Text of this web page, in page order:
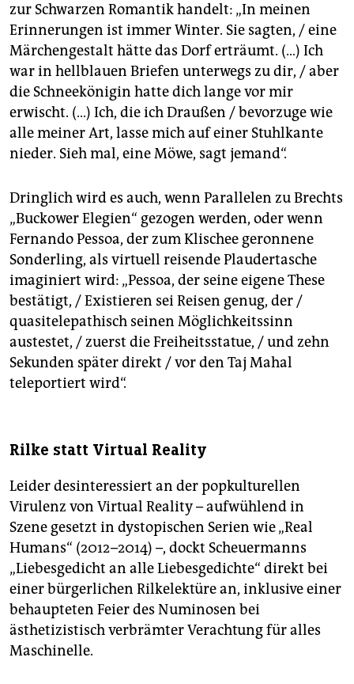
zur Schwarzen Romantik handelt: „In meinen
Erinnerungen ist immer Winter. Sie sagten, / eine
Märchengestalt hätte das Dorf erträumt. (…) Ich
war in hellblauen Briefen unterwegs zu dir, / aber
die Schneekönigin hatte dich lange vor mir
erwischt. (…) Ich, die ich Draußen / bevorzuge wie
alle meiner Art, lasse mich auf einer Stuhlkante
nieder. Sieh mal, eine Möwe, sagt jemand“.
Dringlich wird es auch, wenn Parallelen zu Brechts
„Buckower Elegien“ gezogen werden, oder wenn
Fernando Pessoa, der zum Klischee geronnene
Sonderling, als virtuell reisende Plaudertasche
imaginiert wird: „Pessoa, der seine eigene These
bestätigt, / Existieren sei Reisen genug, der /
quasitelepathisch seinen Möglichkeitssinn
austestet, / zuerst die Freiheitsstatue, / und zehn
Sekunden später direkt / vor den Taj Mahal
teleportiert wird“.
Rilke statt Virtual Reality
Leider desinteressiert an der popkulturellen
Virulenz von Virtual Reality – aufwühlend in
Szene gesetzt in dystopischen Serien wie „Real
Humans“ (2012–2014) –, dockt Scheuermanns
„Liebesgedicht an alle Liebesgedichte“ direkt bei
einer bürgerlichen Rilkelektüre an, inklusive einer
behaupteten Feier des Numinosen bei
ästhetizistisch verbrämter Verachtung für alles
Maschinelle.